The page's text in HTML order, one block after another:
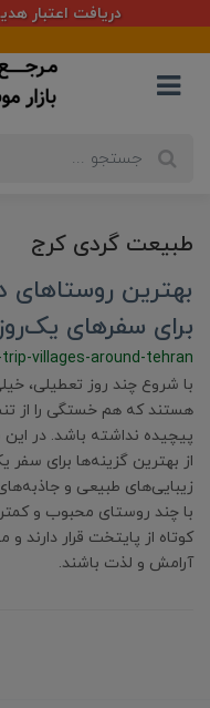
دریافت اعتبار
طبیعت گردی کرج
بهترین روستاهای
برای سفرهای
villages-around-tehran
با شروع چند روز تعطیلی،
هستند که هم خستگی را از
پیچیده نداشته باشد. در
از بهترین گزینه‌ها برای سفر
زیبایی‌های طبیعی و
با چند روستای محبوب و
کوتاه از پایتخت قرار دارند
آرامش و لذت باشند.